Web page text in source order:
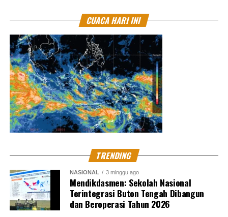
CUACA HARI INI
TRENDING
NASIONAL 3 minggu ago
Mendikdasmen: Sekolah Nasional
Terintegrasi Buton Tengah Dibangun
dan Beroperasi Tahun 2026